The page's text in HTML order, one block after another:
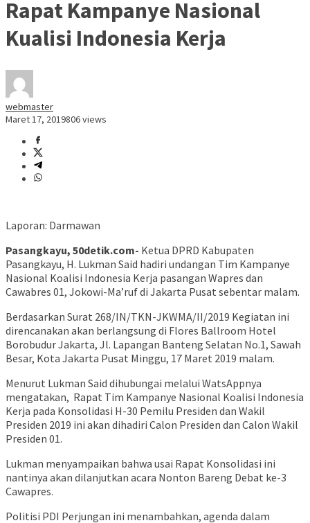
Rapat Kampanye Nasional
Kualisi Indonesia Kerja
webmaster
Maret 17, 2019806 views
Laporan: Darmawan
Pasangkayu, 50detik.com- Ketua DPRD Kabupaten
Pasangkayu, H. Lukman Said hadiri undangan Tim Kampanye
Nasional Koalisi Indonesia Kerja pasangan Wapres dan
Cawabres 01, Jokowi-Ma’ruf di Jakarta Pusat sebentar malam.
Berdasarkan Surat 268/IN/TKN-JKWMA/II/2019 Kegiatan ini
direncanakan akan berlangsung di Flores Ballroom Hotel
Borobudur Jakarta, Jl. Lapangan Banteng Selatan No.1, Sawah
Besar, Kota Jakarta Pusat Minggu, 17 Maret 2019 malam.
Menurut Lukman Said dihubungai melalui WatsAppnya
mengatakan, Rapat Tim Kampanye Nasional Koalisi Indonesia
Kerja pada Konsolidasi H-30 Pemilu Presiden dan Wakil
Presiden 2019 ini akan dihadiri Calon Presiden dan Calon Wakil
Presiden 01.
Lukman menyampaikan bahwa usai Rapat Konsolidasi ini
nantinya akan dilanjutkan acara Nonton Bareng Debat ke-3
Cawapres.
Politisi PDI Perjungan ini menambahkan, agenda dalam